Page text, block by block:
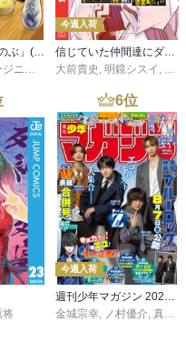
異世界居酒屋「のぶ」(22)
二等兵 ,転
今週入荷
信じていた仲間達にダンジョン奥地で殺されかけたがギフト『無限ガチャ』でレベル９９９９の仲間達を手に入れて元パーティーメンバーと世界に復讐＆『ざまぁ！』します！（２３）
大前貴史 , 明鏡シスイ , ｔ
将
6位
今週入荷
週刊少年マガジン 2026年36・37号[2026年8月5日発売]
金城宗幸, ノ村優介, 真島ヒロ